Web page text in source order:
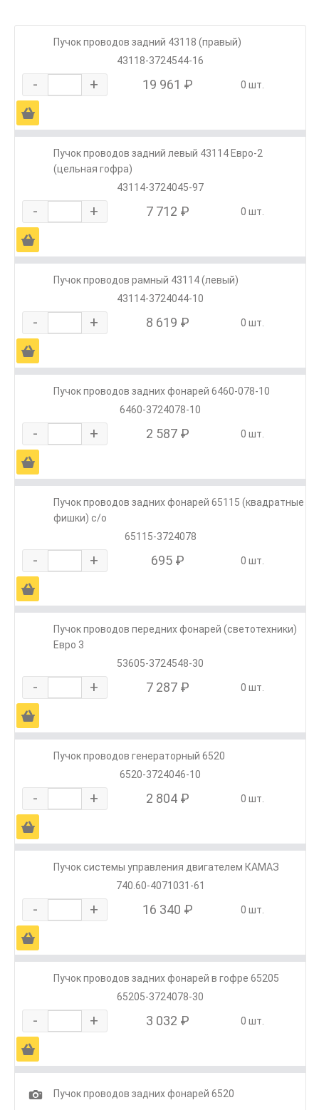
Пучок проводов задний 43118 (правый)
43118-3724544-16
- + 19 961 ₽ 0 шт.
Ä
Пучок проводов задний левый 43114 Евро-2
(цельная гофра)
43114-3724045-97
- + 7 712 ₽ 0 шт.
Ä
Пучок проводов рамный 43114 (левый)
43114-3724044-10
- + 8 619 ₽ 0 шт.
Ä
Пучок проводов задних фонарей 6460-078-10
6460-3724078-10
- + 2 587 ₽ 0 шт.
Ä
Пучок проводов задних фонарей 65115 (квадратные
фишки) с/о
65115-3724078
- + 695 ₽ 0 шт.
Ä
Пучок проводов передних фонарей (светотехники)
Евро 3
53605-3724548-30
- + 7 287 ₽ 0 шт.
Ä
Пучок проводов генераторный 6520
6520-3724046-10
- + 2 804 ₽ 0 шт.
Ä
Пучок системы управления двигателем КАМАЗ
740.60-4071031-61
- + 16 340 ₽ 0 шт.
Ä
Пучок проводов задних фонарей в гофре 65205
65205-3724078-30
- + 3 032 ₽ 0 шт.
Ä
1
Пучок проводов задних фонарей 6520